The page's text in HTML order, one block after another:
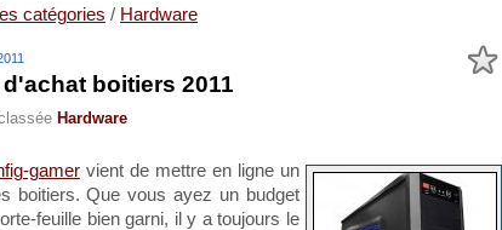
catégories / Hardware
boitiers 2011
Hardware
gamer vient de mettre en ligne un
boitiers. Que vous ayez un budget
feuille bien garni, il y a toujours le